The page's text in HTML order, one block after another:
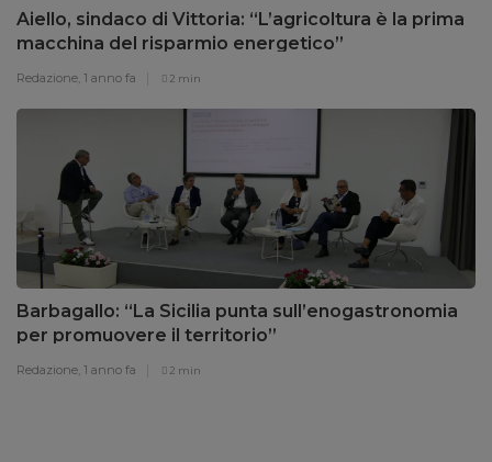
Aiello, sindaco di Vittoria: “L’agricoltura è la prima
macchina del risparmio energetico”
Redazione, 1 anno fa 2 min
Barbagallo: “La Sicilia punta sull’enogastronomia
per promuovere il territorio”
Redazione, 1 anno fa 2 min